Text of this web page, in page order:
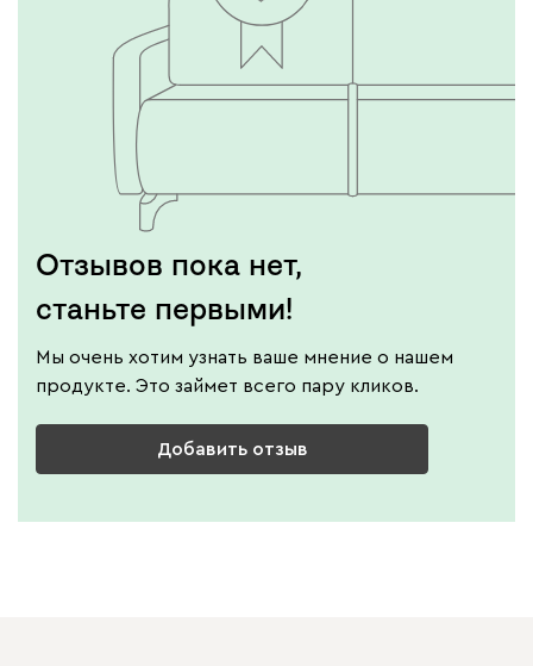
Отзывов пока нет,
станьте первыми!
Мы очень хотим узнать ваше мнение о нашем
продукте. Это займет всего пару кликов.
Добавить отзыв